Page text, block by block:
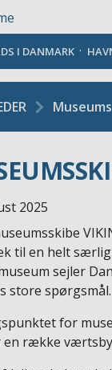
I DANMARK
2025
til en helt
sejler
store spørgsmål.
for
en række